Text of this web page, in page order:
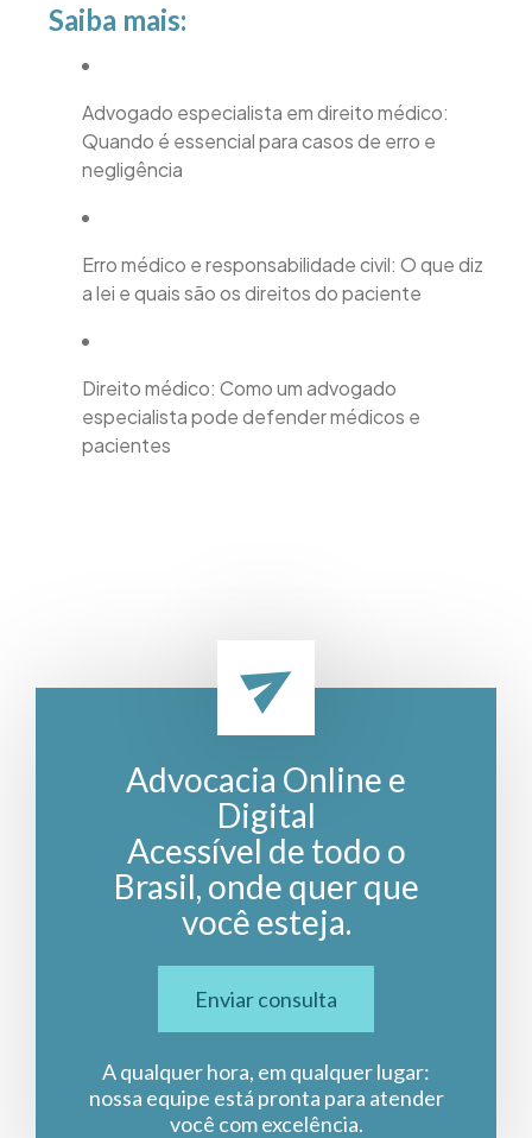
Saiba mais:
Advogado especialista em direito médico:
Quando é essencial para casos de erro e
negligência
Erro médico e responsabilidade civil: O que diz
a lei e quais são os direitos do paciente
Direito médico: Como um advogado
especialista pode defender médicos e
pacientes
Advocacia Online e
Digital
Acessível de todo o
Brasil, onde quer que
você esteja.
Enviar consulta
A qualquer hora, em qualquer lugar:
nossa equipe está pronta para atender
você com excelência.